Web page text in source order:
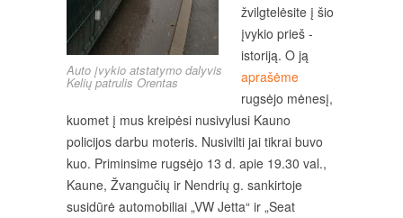
Auto įvykio atstatymo dalyvis
Kelių patrulis Orentas
žvilgtelėsite į šio
įvykio prieš -
istoriją. O ją
aprašėme
rugsėjo mėnesį,
kuomet į mus kreipėsi nusivylusi Kauno
policijos darbu moteris. Nusivilti jai tikrai buvo
kuo. Priminsime rugsėjo 13 d. apie 19.30 val.,
Kaune, Žvangučių ir Nendrių g. sankirtoje
susidūrė automobiliai „VW Jetta“ ir „Seat